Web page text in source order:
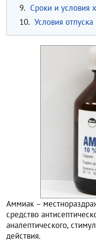
9. Сроки и условия
10. Условия отпуска
Аммиак –
средство
аналептического,
действия.